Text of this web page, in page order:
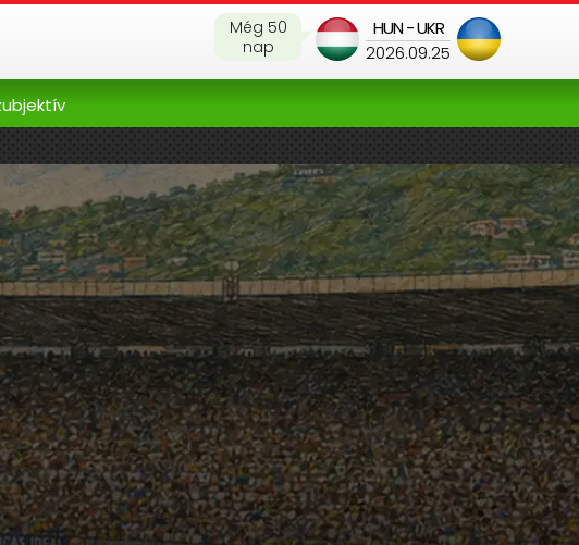
HUN - UKR
2026.09.25
Még 50
nap